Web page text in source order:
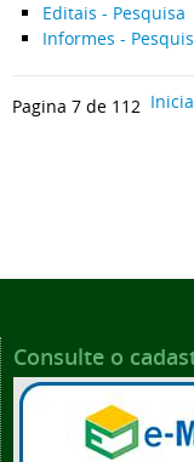
Editais - Pesquisa
Informes -
Pagina 7 de 112
Consulte o